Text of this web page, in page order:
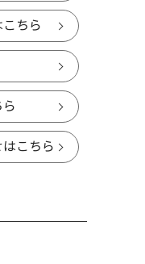
ちら
こちら